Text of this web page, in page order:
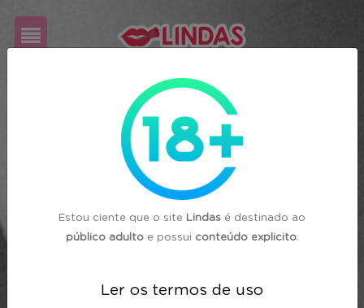
Estou ciente que o site Lindas é destinado ao
público adultoe possui conteúdo explicito.
Ler os termos de uso